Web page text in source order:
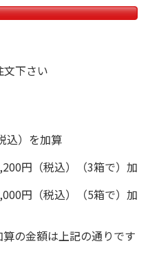
文下さい
）を加算
円（税込）（3箱で）加
円（税込）（5箱で）加
の金額は上記の通りです